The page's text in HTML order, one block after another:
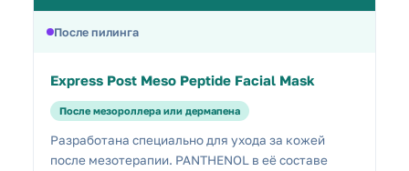
После пилинга
Express Post Meso Peptide Facial Mask
После мезороллера или дермапена
Разработана специально для ухода за кожей
после мезотерапии. PANTHENOL в её составе